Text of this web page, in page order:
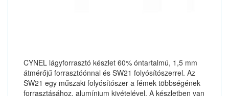
CYNEL lágyforrasztó készlet 60% óntartalmú, 1,5 mm
átmérőjű forrasztóónnal és SW21 folyósítószerrel. Az
SW21 egy műszaki folyósítószer a fémek többségének
forrasztásához, alumínium kivételével. A készletben van